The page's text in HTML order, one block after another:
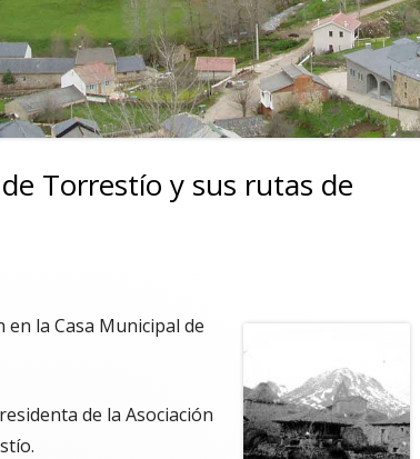
SUBIDA
I RUTA VAQUEROS DE ALZADA –
BAJADA
I RUTA VAQUEROS DE ALZADA –
Torrestío y sus rutas de
en la Casa Municipal de
de la Asociación